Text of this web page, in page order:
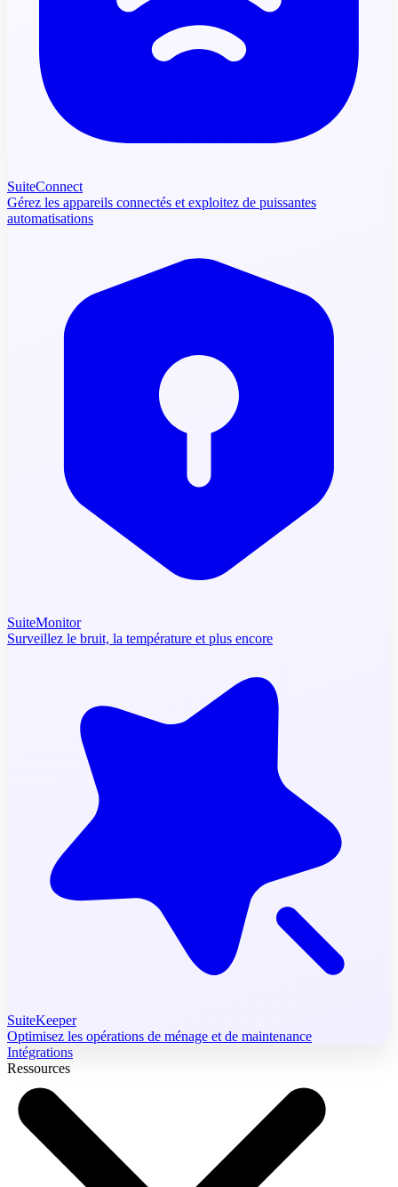
SuiteConnect
Gérez les appareils connectés et exploitez de puissantes
automatisations
SuiteMonitor
Surveillez le bruit, la température et plus encore
SuiteKeeper
Optimisez les opérations de ménage et de maintenance
Intégrations
Ressources